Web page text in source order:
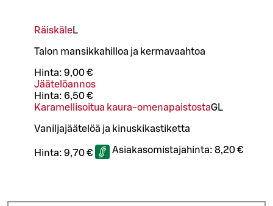
RäiskäleL
Talon mansikkahilloa ja kermavaahtoa
Hinta: 9,00 €
Jäätelöannos
Hinta: 6,50 €
Karamellisoitua kaura-omenapaistostaGL
Vaniljajäätelöä ja kinuskikastiketta
Hinta: 9,70 € Asiakasomistajahinta: 8,20 €